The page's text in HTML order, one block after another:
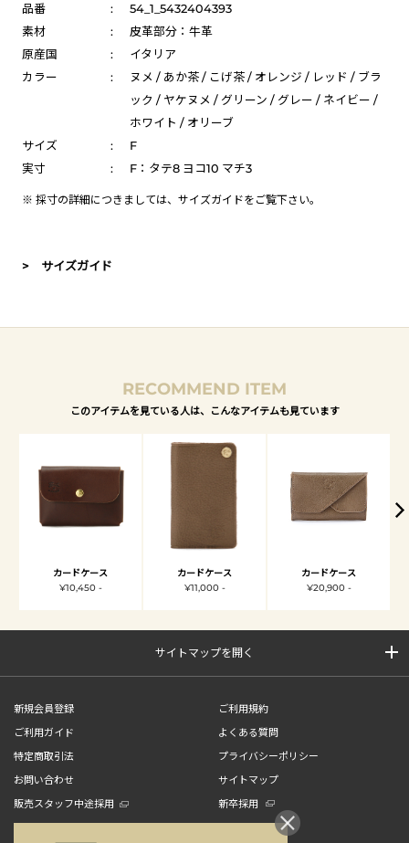
品番 :
54_1_5432404393
素材
:
皮革部分：牛革
原産国
:
イタリア
カラー
:
ヌメ / あか茶 / こげ茶 / オレンジ / レッド / ブラ
ック / ヤケヌメ / グリーン / グレー / ネイビー /
ホワイト / オリーブ
サイズ
:
F
実寸
: F：タテ8 ヨコ10 マチ3
※ 採寸の詳細につきましては、 サイズガイドをご覧下さい。
> サイズガイド
RECOMMEND ITEM
このアイテムを見ている人は、こんなアイテムも見ています
カードケース
¥10,450 -
カードケース
¥11,000 -
カードケース
¥20,900 -
サイトマップを開く
新規会員登録
ご利用規約
ご利用ガイド
よくある質問
特定商取引法
プライバシーポリシー
お問い合わせ
サイトマップ
販売スタッフ中途採用
新卒採用